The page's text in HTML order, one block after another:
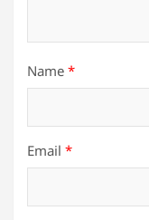
Name *
Email *